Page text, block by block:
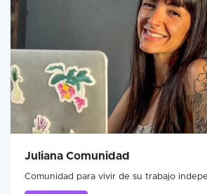
Juliana Comunidad
Comunidad para vivir de su trabajo